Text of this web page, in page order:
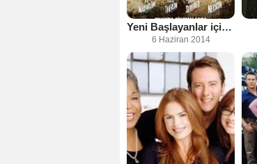
Yeni Başlayanlar için Vahşi Batı
6 Haziran 2014